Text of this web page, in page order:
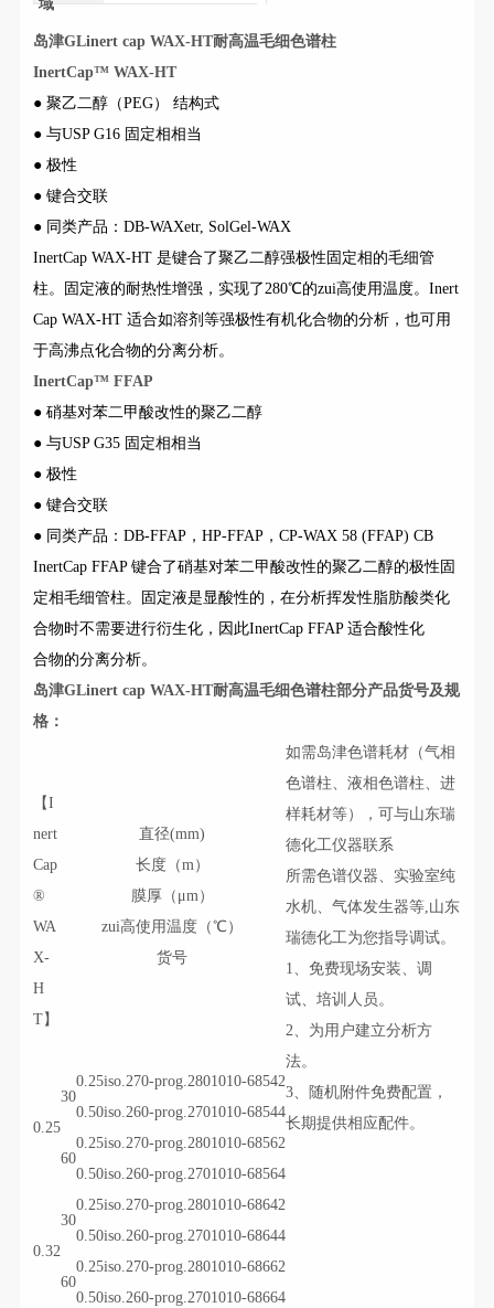
域
岛津GLinert cap WAX-HT耐高温毛细色谱柱
InertCap™ WAX-HT
● 聚乙二醇（PEG） 结构式
● 与USP G16 固定相相当
● 极性
● 键合交联
● 同类产品：DB-WAXetr, SolGel-WAX
InertCap WAX-HT 是键合了聚乙二醇强极性固定相的毛细管
柱。固定液的耐热性增强，实现了280℃的zui高使用温度。Inert
Cap WAX-HT 适合如溶剂等强极性有机化合物的分析，也可用
于高沸点化合物的分离分析。
InertCap™ FFAP
● 硝基对苯二甲酸改性的聚乙二醇
● 与USP G35 固定相相当
● 极性
● 键合交联
● 同类产品：DB-FFAP，HP-FFAP，CP-WAX 58 (FFAP) CB
InertCap FFAP 键合了硝基对苯二甲酸改性的聚乙二醇的极性固
定相毛细管柱。固定液是显酸性的，在分析挥发性脂肪酸类化
合物时不需要进行衍生化，因此InertCap FFAP 适合酸性化
合物的分离分析。
岛津GLinert cap WAX-HT耐高温毛细色谱柱部分产品货号及规
格：
【I
nert
Cap
®
WA
X-
H
T】
直径(mm)
长度（m）
膜厚（μm）
zui高使用温度（℃）
货号
0.25
30
0.25iso.270-prog.2801010-68542
0.50iso.260-prog.2701010-68544
60
0.25iso.270-prog.2801010-68562
0.50iso.260-prog.2701010-68564
0.32
30
0.25iso.270-prog.2801010-68642
0.50iso.260-prog.2701010-68644
60
0.25iso.270-prog.2801010-68662
0.50iso.260-prog.2701010-68664
如需岛津色谱耗材（气相
色谱柱、液相色谱柱、进
样耗材等），可与山东瑞
德化工仪器联系
所需色谱仪器、实验室纯
水机、气体发生器等,山东
瑞德化工为您指导调试。
1、免费现场安装、调
试、培训人员。
2、为用户建立分析方
法。
3、随机附件免费配置，
长期提供相应配件。